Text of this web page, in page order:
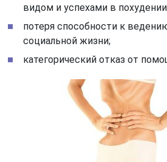
видом и успехами в
потеря способности к
социальной жизни;
категорический отказ от